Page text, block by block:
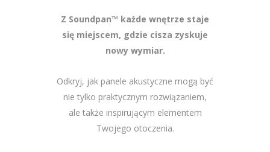
Z Soundpan™ każde wnętrze staje
się miejscem, gdzie cisza zyskuje
nowy wymiar.
Odkryj, jak panele akustyczne mogą być
nie tylko praktycznym rozwiązaniem,
ale także inspirującym elementem
Twojego otoczenia.